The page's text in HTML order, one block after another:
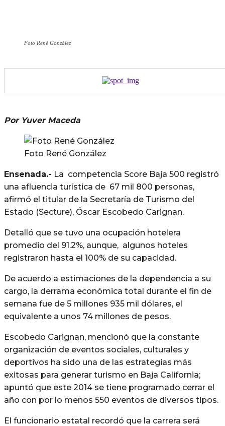
Foto René González
Por Yuver Maceda
Foto René González
Ensenada.- La competencia Score Baja 500 registró
una afluencia turística de 67 mil 800 personas,
afirmó el titular de la Secretaría de Turismo del
Estado (Secture), Óscar Escobedo Carignan.
Detalló que se tuvo una ocupación hotelera
promedio del 91.2%, aunque, algunos hoteles
registraron hasta el 100% de su capacidad.
De acuerdo a estimaciones de la dependencia a su
cargo, la derrama económica total durante el fin de
semana fue de 5 millones 935 mil dólares, el
equivalente a unos 74 millones de pesos.
Escobedo Carignan, mencionó que la constante
organización de eventos sociales, culturales y
deportivos ha sido una de las estrategias más
exitosas para generar turismo en Baja California;
apuntó que este 2014 se tiene programado cerrar el
año con por lo menos 550 eventos de diversos tipos.
El funcionario estatal recordó que la carrera será